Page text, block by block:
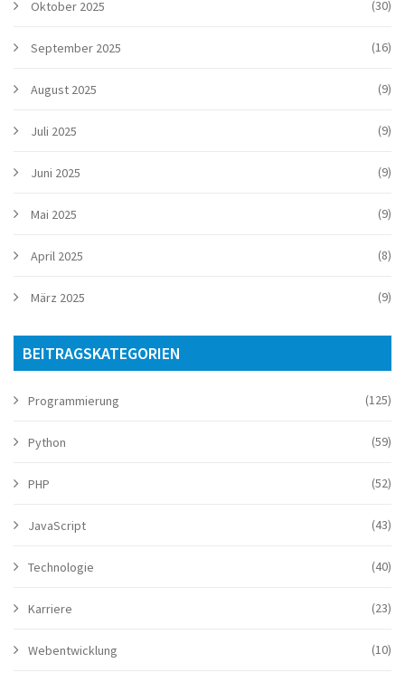
Oktober 2025 (30)
September 2025 (16)
August 2025 (9)
Juli 2025 (9)
Juni 2025 (9)
Mai 2025 (9)
April 2025 (8)
März 2025 (9)
BEITRAGSKATEGORIEN
Programmierung (125)
Python (59)
PHP (52)
JavaScript (43)
Technologie (40)
Karriere (23)
Webentwicklung (10)